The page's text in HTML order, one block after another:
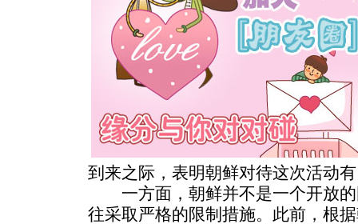
到来之际，表明朝鲜对待这次活动
一方面，朝鲜并不是一个开放的
往采取严格的限制措施。此前，根